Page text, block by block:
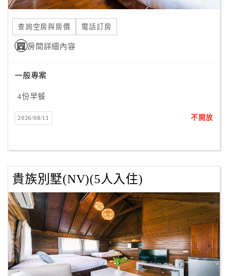
合
作
提
案
店
作
商
合
作
旅
伴
計
劃
查詢空房與房價 電話訂房
房間詳細內容
一般專案
4份早餐
2026/08/11 不開放
貴族別墅(NV)(5人入住)